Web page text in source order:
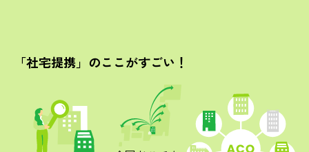
「社宅提携」のここがすごい！